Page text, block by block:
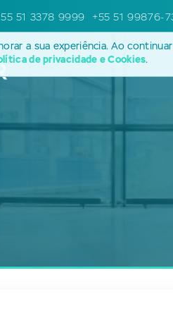
51 3378 9999 +55 51 99876-
a sua experiência. Ao
de privacidade e Cookies.